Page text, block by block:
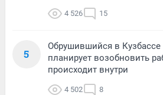
4 526 15
5
Обрушившийся в Кузбассе
планирует возобновить
происходит внутри
4 502 8